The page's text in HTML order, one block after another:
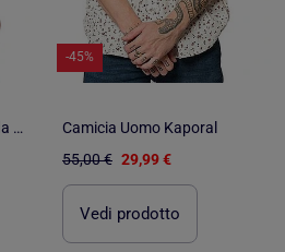
Camicia a maniche corte da donna ADMAS Royal
-45%
Camicia Uomo Kaporal
55,00 € 29,99 €
Vedi prodotto